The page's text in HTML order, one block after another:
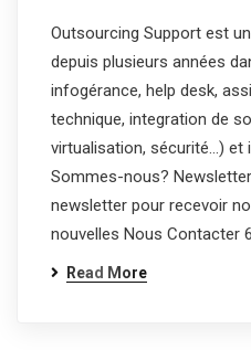
Outsourcing Support est
depuis plusieurs années
infogérance, help desk,
technique, integration de
virtualisation, sécurité…) et
Sommes-nous?
newsletter pour recevoir
nouvelles Nous Contacter
Read More